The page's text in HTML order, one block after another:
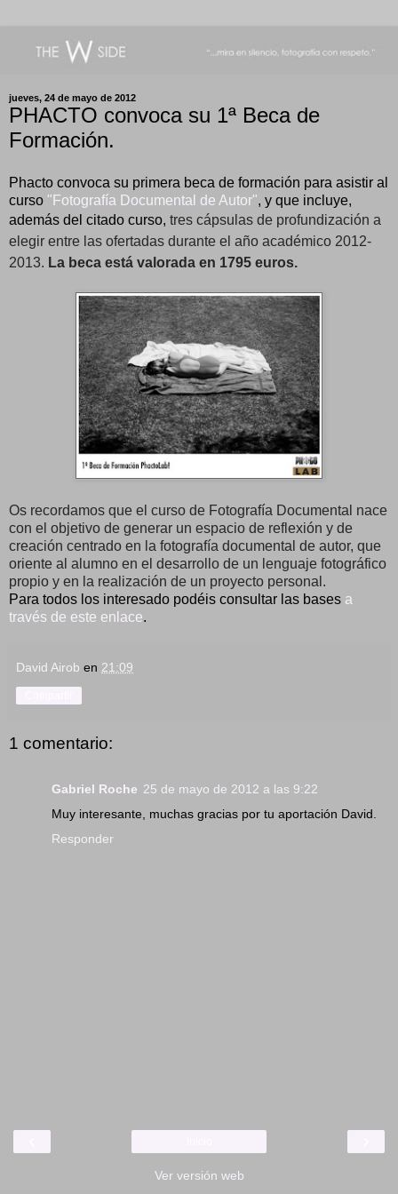
jueves, 24 de mayo de 2012
PHACTO convoca su 1ª Beca de
Formación.
Phacto convoca su primera beca de formación para asistir al
curso "Fotografía Documental de Autor", y que incluye,
además del citado curso, tres cápsulas de profundización a
elegir entre las ofertadas durante el año académico 2012-
2013. La beca está valorada en 1795 euros.
Os recordamos que el curso de Fotografía Documental nace
con el objetivo de generar un espacio de reflexión y de
creación centrado en la fotografía documental de autor, que
oriente al alumno en el desarrollo de un lenguaje fotográfico
propio y en la realización de un proyecto personal.
Para todos los interesado podéis consultar las bases a
través de este enlace.
David Airob en 21:09
1 comentario:
Gabriel Roche 25 de mayo de 2012 a las 9:22
Muy interesante, muchas gracias por tu aportación David.
Responder
Ver versión web